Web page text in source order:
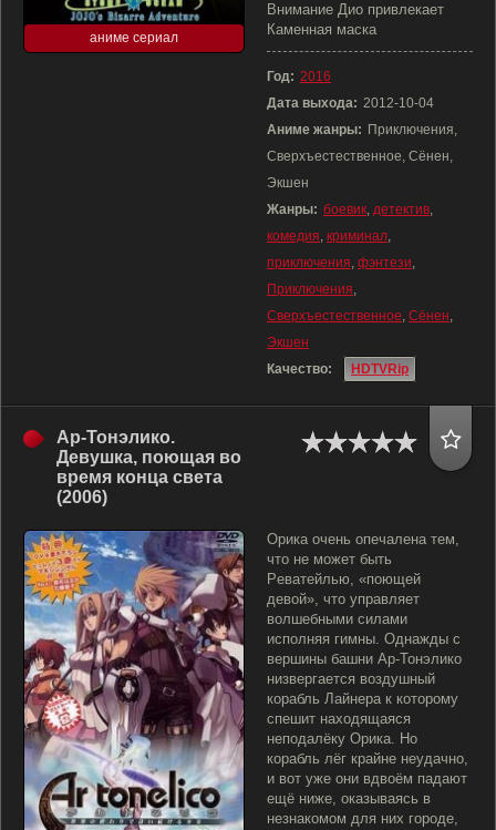
аниме сериал
Внимание Дио привлекает
Каменная маска
Год: 2016
Дата выхода: 2012-10-04
Аниме жанры: Приключения,
Сверхъестественное, Сёнен,
Экшен
Жанры: боевик, детектив,
комедия, криминал,
приключения, фэнтези,
Приключения,
Сверхъестественное, Сёнен,
Экшен
Качество:
HDTVRip
Ар-Тонэлико.
Девушка, поющая во
время конца света
(2006)
Орика очень опечалена тем,
что не может быть
Реватейлью, «поющей
девой», что управляет
волшебными силами
исполняя гимны. Однажды с
вершины башни Ар-Тонэлико
низвергается воздушный
корабль Лайнера к которому
спешит находящаяся
неподалёку Орика. Но
корабль лёг крайне неудачно,
и вот уже они вдвоём падают
ещё ниже, оказываясь в
незнакомом для них городе,